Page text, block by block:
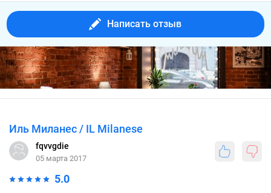
Написать отзыв
Иль Миланес / IL Milanese
fqvvgdie
05 марта 2017
5.0